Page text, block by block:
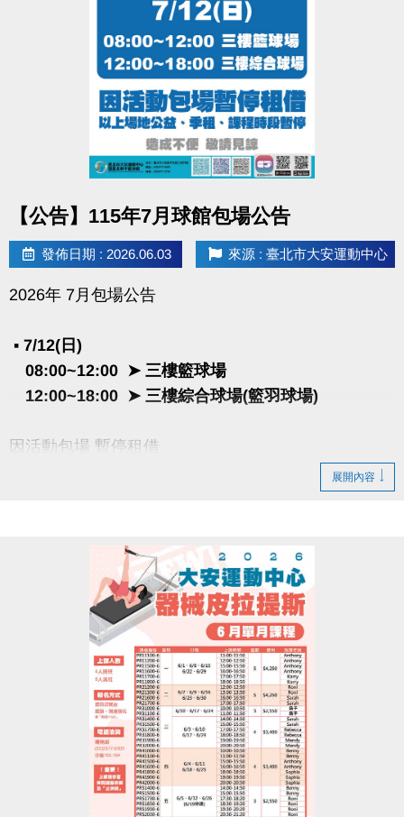
【公告】115年7月球館包場公告
發佈日期 : 2026.06.03 來源 : 臺北市大安運動中心
2026年 7月包場公告
▪︎ 7/12(日)
08:00~12:00 ➤ 三樓籃球場
12:00~18:00 ➤ 三樓綜合球場(籃羽球場)
因活動包場 暫停租借
展開內容